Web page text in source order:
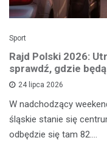
Sport
Rajd Polski 2026:
sprawdź, gdzie
24 lipca 2026
W nadchodzący
śląskie stanie się
odbędzie się tam 82.…